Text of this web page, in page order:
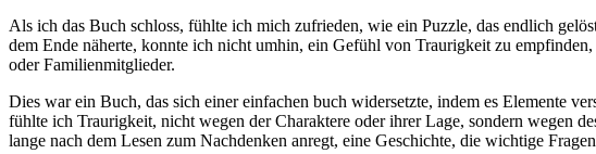
Als ich das Buch schloss, fühlte ich mich zufrieden, wie ein Puzzle, das endlich
dem Ende näherte, konnte ich nicht umhin, ein Gefühl von Traurigkeit zu
oder Familienmitglieder.
Dies war ein Buch, das sich einer einfachen buch widersetzte, indem es Elemente
fühlte ich Traurigkeit, nicht wegen der Charaktere oder ihrer Lage, sondern wegen
lange nach dem Lesen zum Nachdenken anregt, eine Geschichte, die wichtige